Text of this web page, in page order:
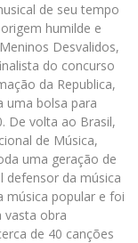
de seu tempo
humilde e
Desvalidos,
do concurso
da Republica,
uma bolsa para
De volta ao Brasil,
de Música,
uma geração de
defensor da música
música popular e foi
vasta obra
de 40 canções